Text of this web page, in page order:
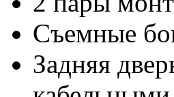
Съемные
Задняя